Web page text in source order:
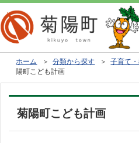
ホーム ＞分類から探す ＞子育て・
陽町こども計画
菊陽町こども計画